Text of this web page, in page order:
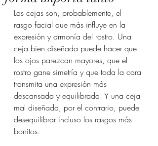
Las cejas son, probablemente, el
rasgo facial que más influye en la
expresión y armonía del rostro. Una
ceja bien diseñada puede hacer que
los ojos parezcan mayores, que el
rostro gane simetría y que toda la cara
transmita una expresión más
descansada y equilibrada. Y una ceja
mal diseñada, por el contrario, puede
desequilibrar incluso los rasgos más
bonitos.